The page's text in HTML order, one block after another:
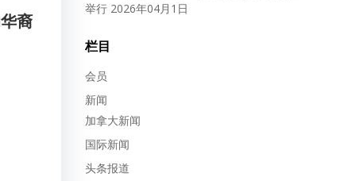
裔
举行 2026年04月1日
栏目
会员
新闻
加拿大新闻
国际新闻
头条报道